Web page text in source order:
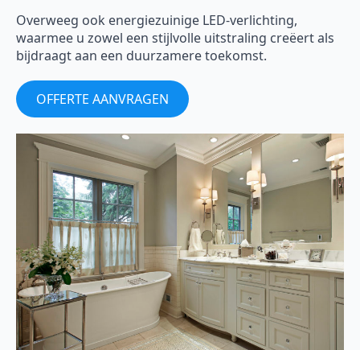
Overweeg ook energiezuinige LED-verlichting,
waarmee u zowel een stijlvolle uitstraling creëert als
bijdraagt aan een duurzamere toekomst.
OFFERTE AANVRAGEN